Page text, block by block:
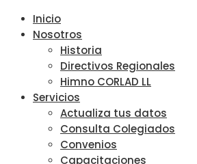
Inicio
Nosotros
Historia
Directivos Regionales
Himno CORLAD LL
Servicios
Actualiza tus datos
Consulta Colegiados
Convenios
Capacitaciones